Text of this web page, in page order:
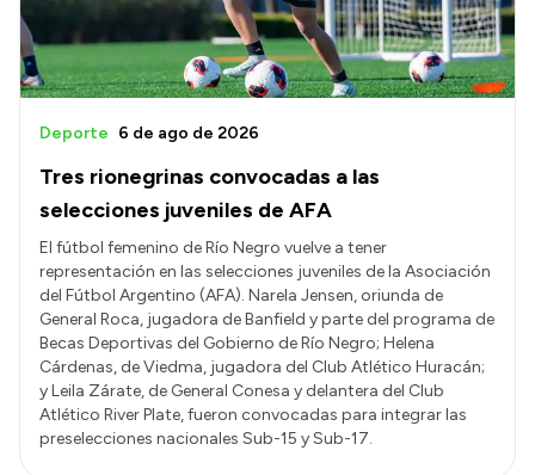
Tres rionegrinas convocadas a las
selecciones juveniles de AFA
Deporte 6 de ago de 2026
El fútbol femenino de Río Negro vuelve a tener
representación en las selecciones juveniles de la Asociación
del Fútbol Argentino (AFA). Narela Jensen, oriunda de
General Roca, jugadora de Banfield y parte del programa de
Becas Deportivas del Gobierno de Río Negro; Helena
Cárdenas, de Viedma, jugadora del Club Atlético Huracán;
y Leila Zárate, de General Conesa y delantera del Club
Atlético River Plate, fueron convocadas para integrar las
preselecciones nacionales Sub-15 y Sub-17.